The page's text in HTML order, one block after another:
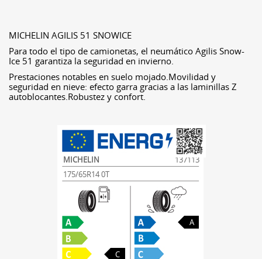
MICHELIN AGILIS 51 SNOWICE
Para todo el tipo de camionetas, el neumático Agilis Snow-
Ice 51 garantiza la seguridad en invierno.
Prestaciones notables en suelo mojado.Movilidad y
seguridad en nieve: efecto garra gracias a las laminillas Z
autoblocantes.Robustez y confort.
MICHELIN
137113
175/65R14 0T
C
A